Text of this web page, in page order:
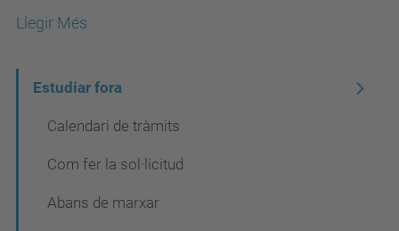
Llegir Més
Estudiar fora
Calendari de tràmits
Com fer la sol·licitud
Abans de marxar